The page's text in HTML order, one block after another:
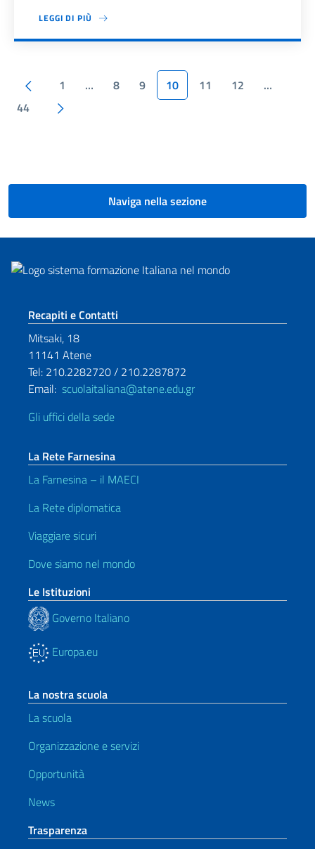
LEGGI DI PIÙ
Paginazione
Pagina precedente
1 … 8 9 10 11 12
…
44
Pagina successiva
Naviga nella sezione
Sezione footer
Recapiti e Contatti
Mitsaki, 18
11141 Atene
Tel: 210.2282720 / 210.2287872
Email: scuolaitaliana@atene.edu.gr
Gli uffici della sede
La Rete Farnesina
La Farnesina – il MAECI
La Rete diplomatica
Viaggiare sicuri
Dove siamo nel mondo
Le Istituzioni
Governo Italiano
Europa.eu
La nostra scuola
La scuola
Organizzazione e servizi
Opportunità
News
Trasparenza